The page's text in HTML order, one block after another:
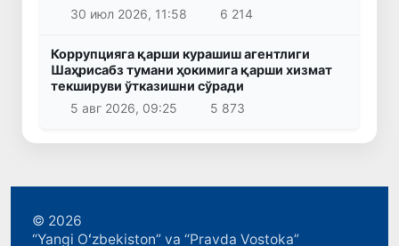
30 июл 2026, 11:58
6 214
Коррупцияга қарши курашиш агентлиги
Шаҳрисабз тумани ҳокимига қарши хизмат
текшируви ўтказишни сўради
5 авг 2026, 09:25
5 873
© 2026
“Yangi Oʻzbekiston” va “Pravda Vostoka”